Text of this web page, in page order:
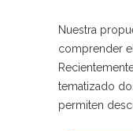
Nuestra
comprender
tematizado
permiten